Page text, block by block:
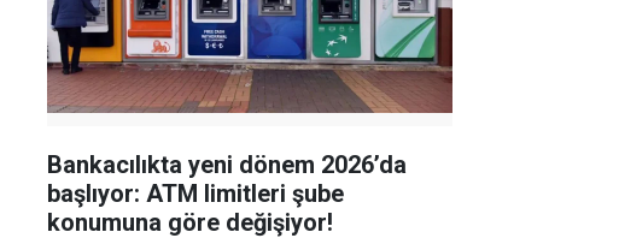
Bankacılıkta yeni dönem 2026’da
başlıyor: ATM limitleri şube
konumuna göre değişiyor!